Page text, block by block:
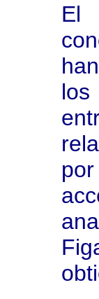
El
los